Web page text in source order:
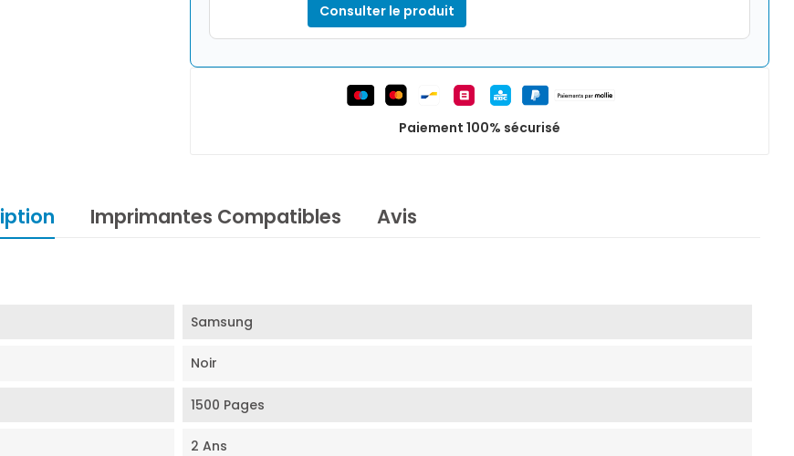
Consulter le produit
Paiement 100% sécurisé
Imprimantes Compatibles Avis
Samsung
Noir
1500 Pages
2 Ans